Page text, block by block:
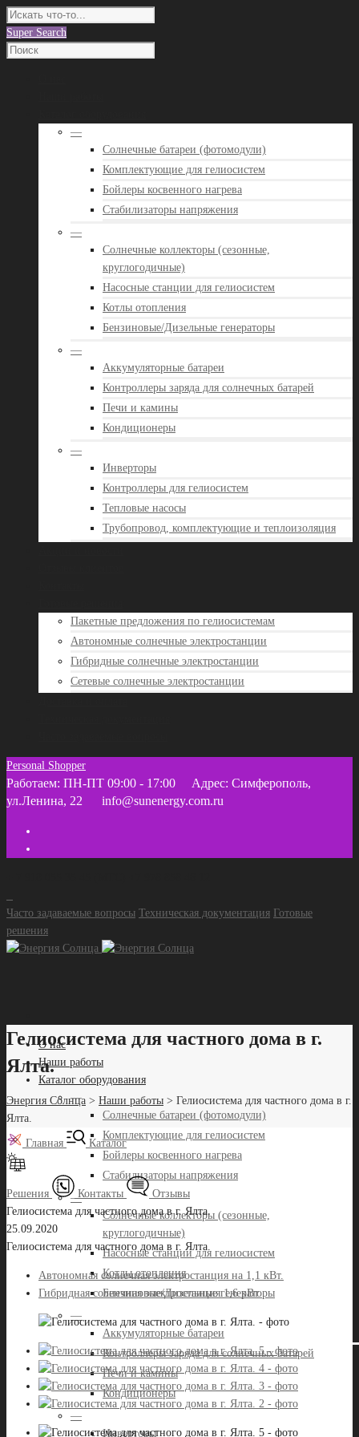
Super Search
—
Солнечные батареи (фотомодули)
Комплектующие для гелиосистем
Бойлеры косвенного нагрева
Стабилизаторы напряжения
—
Солнечные коллекторы (сезонные,
круглогодичные)
Насосные станции для гелиосистем
Котлы отопления
Бензиновые/Дизельные генераторы
—
Аккумуляторные батареи
Контроллеры заряда для солнечных батарей
Печи и камины
Кондиционеры
—
Инверторы
Контроллеры для гелиосистем
Тепловые насосы
Трубопровод, комплектующие и теплоизоляция
Пакетные предложения по гелиосистемам
Автономные солнечные электростанции
Гибридные солнечные электростанции
Сетевые солнечные электростанции
Personal Shopper
Работаем: ПН-ПТ 09:00 - 17:00
Адрес: Симферополь,
ул.Ленина, 22
info@sunenergy.com.ru
Часто задаваемые вопросы Техническая документация Готовые
решения
О нас
Наши работы
Каталог оборудования
—
Солнечные батареи (фотомодули)
Комплектующие для гелиосистем
Бойлеры косвенного нагрева
Стабилизаторы напряжения
—
Солнечные коллекторы (сезонные,
круглогодичные)
Насосные станции для гелиосистем
Котлы отопления
Бензиновые/Дизельные генераторы
—
Аккумуляторные батареи
Контроллеры заряда для солнечных батарей
Печи и камины
Кондиционеры
—
Инверторы
Гелиосистема для частного дома в г.
Ялта.
Энергия Солнца > Наши работы > Гелиосистема для частного дома в г.
Ялта.
Главная Каталог
Решения Контакты
Отзывы
Гелиосистема для частного дома в г. Ялта.
25.09.2020
Гелиосистема для частного дома в г. Ялта.
Автономная солнечная электростанция на 1,1 кВт.
Гибридная солнечная электростанция 1,6 кВт